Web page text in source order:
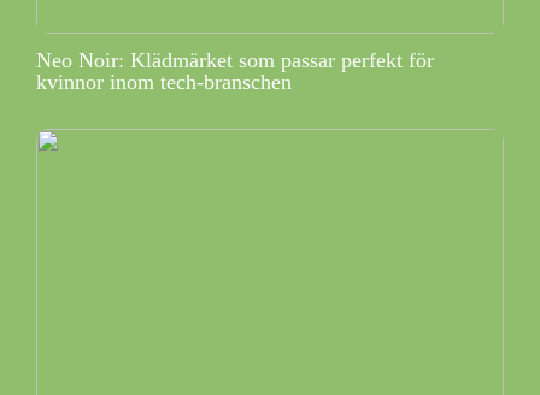
Neo Noir: Klädmärket som passar perfekt för
kvinnor inom tech-branschen